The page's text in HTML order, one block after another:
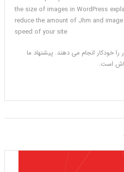
the size of images in WordPress
reduce the amount of Jhm and
speed of your site
را خودکار انجام می دهند. پیشنهاد ما
است.
.